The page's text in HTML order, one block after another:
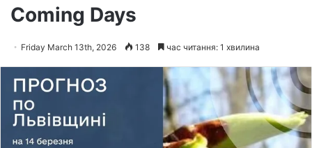
Coming Days
Friday March 13th, 2026 138 час читання: 1 хвилина